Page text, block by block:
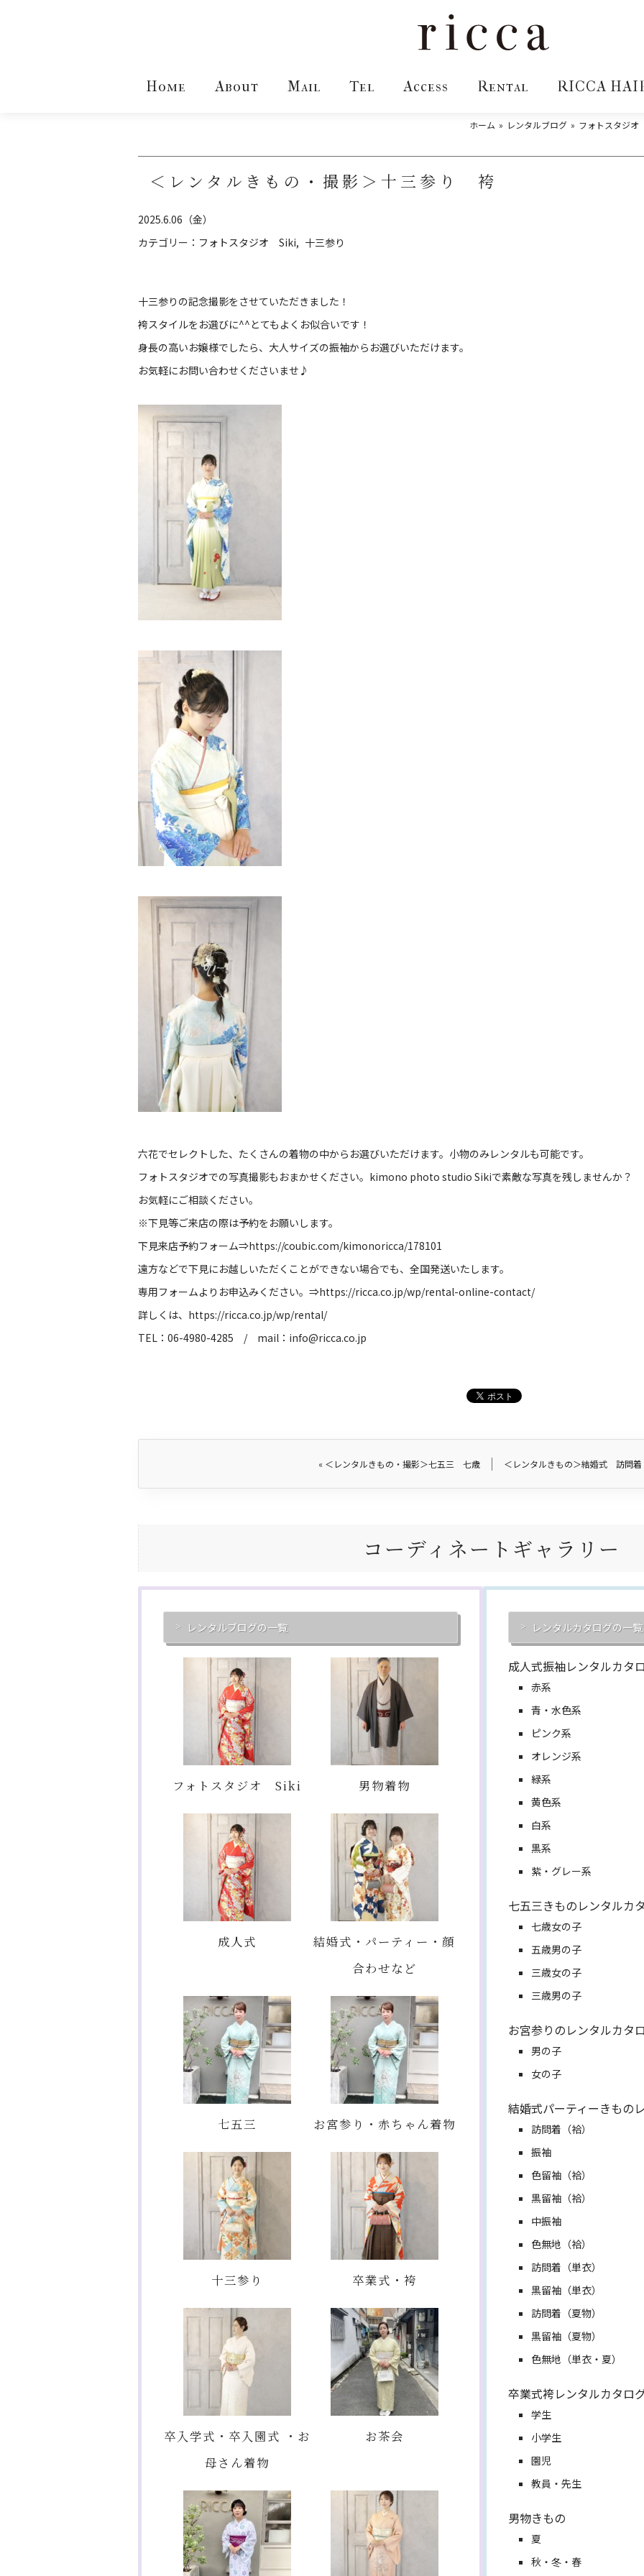
Home About Mail Tel Access Rental RICCA
ホーム レンタルブログ フォトスタジ
＜レンタルきもの・撮影＞十三参り 袴
2025.6.06（金）
カテゴリー： フォトスタジオ Siki 十三参り
十三参りの記念撮影をさせていただきました！
袴スタイルをお選びに^^とてもよくお似合いです！
身長の高いお嬢様でしたら、大人サイズの振袖からお選びいただけます。
お気軽にお問い合わせくださいませ♪
六花でセレクトした、たくさんの着物の中からお選びいただけます。小物のみレンタルも可能です。
フォトスタジオでの写真撮影もおまかせください。 kimono photo studio Sikiで素敵な写真を残しませんか？
お気軽にご相談ください。
※下見等ご来店の際は予約をお願いします。
下見来店予約フォーム⇒https://coubic.com/kimonoricca/178101
遠方などで下見にお越しいただくことができない場合でも、全国発送いたします。
専用フォームよりお申込みください。⇒https://ricca.co.jp/wp/rental-online-contact/
詳しくは、 https://ricca.co.jp/wp/rental/
TEL：06-4980-4285 / mail： info@ricca.co.jp
« ＜レンタルきもの・撮影＞七五三 七歳 ＜レンタルきもの＞結婚式 訪問着
コーディネートギャラリー
レンタルブログの一覧
フォトスタジオ Siki 男物着物
成人式
結婚式・パーティー・顔
合わせなど
七五三 お宮参り・赤ちゃん着物
十三参り 卒業式・袴
卒入学式・卒入園式 ・お
母さん着物
お茶会
レンタルカタログの一覧
成人式振袖レンタルカタ
赤系
青・水色系
ピンク系
オレンジ系
緑系
黄色系
白系
黒系
紫・グレー系
七五三きものレンタルカ
七歳女の子
五歳男の子
三歳女の子
三歳男の子
お宮参りのレンタルカタ
男の子
女の子
結婚式パーティーきもの
訪問着（袷）
振袖
色留袖（袷）
黒留袖（袷）
中振袖
色無地（袷）
訪問着（単衣）
黒留袖（単衣）
訪問着（夏物）
黒留袖（夏物）
色無地（単衣・夏）
卒業式袴レンタルカタロ
学生
小学生
園児
教員・先生
男物きもの
夏
秋・冬・春